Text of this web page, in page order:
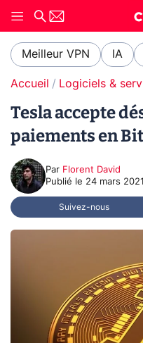
Meilleur VPN IA
Accueil Logiciels &
Tesla accepte
paiements en
Par Florent David
Publié le 24 mars
Suivez-nous